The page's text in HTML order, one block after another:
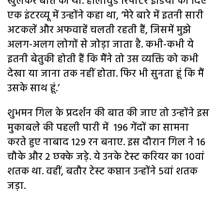
एक इंटरव्यू में उन्होंने कहा था, ‘मेरे बारे में इतनी सारी
अटकलें और अफवाहें चलती रहती हैं, जिसमें मुझे
अलग-अलग लोगों से जोड़ा जाता है. कभी-कभी ये
इतनी बेतुकी होती हैं कि मैंने तो उस व्यक्ति को कभी
देखा या जाना तक नहीं होता. फिर भी सुनता हूं कि मैं
उसके साथ हूं.’
शुभमन गिल के प्रदर्शन की बात की जाए तो उन्होंने इस
मुकाबले की पहली पारी में 196 गेंदों का सामना
करते हुए नाबाद 129 रन बनाए. इस दौरान गिल ने 16
चौके और 2 छक्के जड़े. ये उनके टेस्ट करियर का 10वां
शतक था. वहीं, बतौर टेस्ट कप्तान उन्होंने 5वां शतक
जड़ा.